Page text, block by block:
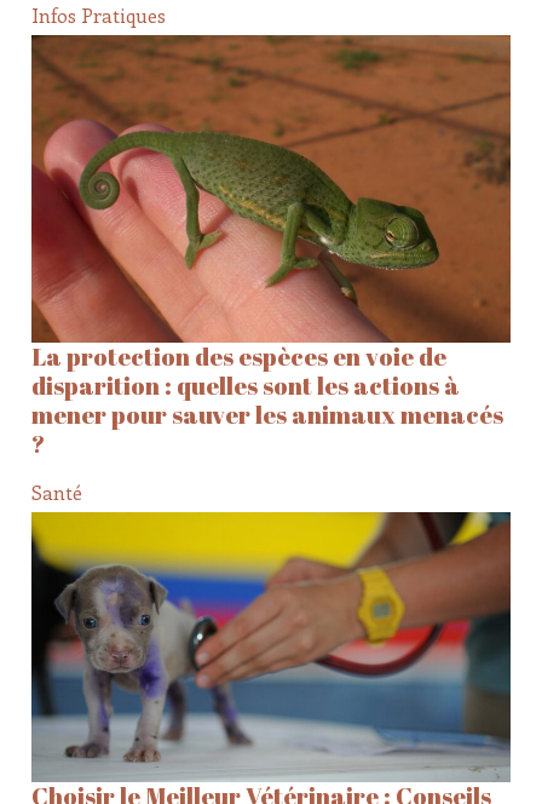
Infos Pratiques
La protection des espèces en voie de
disparition : quelles sont les actions à
mener pour sauver les animaux menacés
?
Santé
Choisir le Meilleur Vétérinaire : Conseils